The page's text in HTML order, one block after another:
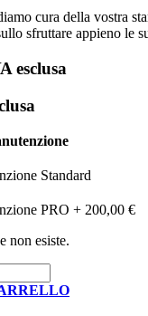
cura della vostra
sfruttare appieno le
esclusa
Standard
PRO + 200,00 €
non esiste.